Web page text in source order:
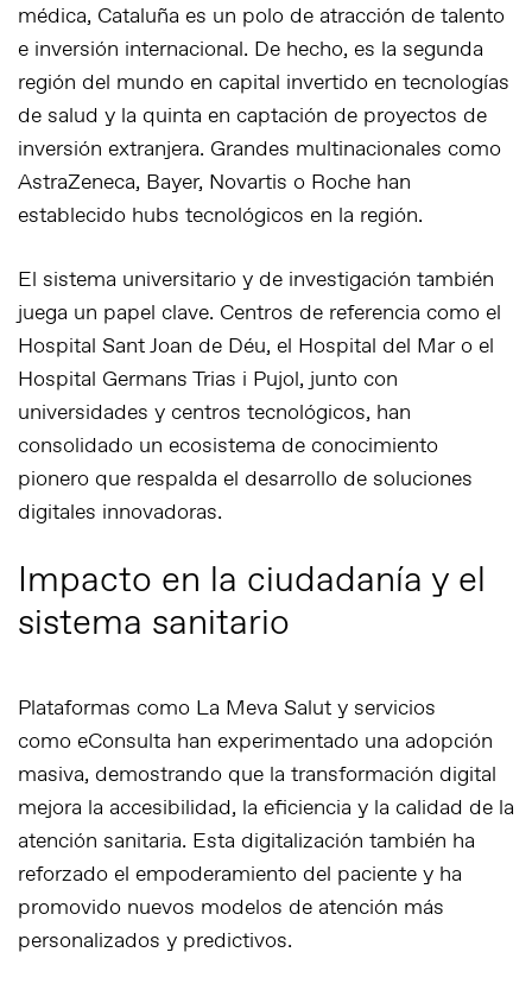
médica, Cataluña es un polo de atracción de talento
e inversión internacional. De hecho, es la segunda
región del mundo en capital invertido en tecnologías
de salud y la quinta en captación de proyectos de
inversión extranjera. Grandes multinacionales como
AstraZeneca, Bayer, Novartis o Roche han
establecido hubs tecnológicos en la región.
El sistema universitario y de investigación también
juega un papel clave. Centros de referencia como el
Hospital Sant Joan de Déu, el Hospital del Mar o el
Hospital Germans Trias i Pujol, junto con
universidades y centros tecnológicos, han
consolidado un ecosistema de conocimiento
pionero que respalda el desarrollo de soluciones
digitales innovadoras.
Impacto en la ciudadanía y el
sistema sanitario
Plataformas como La Meva Salut y servicios
como eConsulta han experimentado una adopción
masiva, demostrando que la transformación digital
mejora la accesibilidad, la eficiencia y la calidad de la
atención sanitaria. Esta digitalización también ha
reforzado el empoderamiento del paciente y ha
promovido nuevos modelos de atención más
personalizados y predictivos.